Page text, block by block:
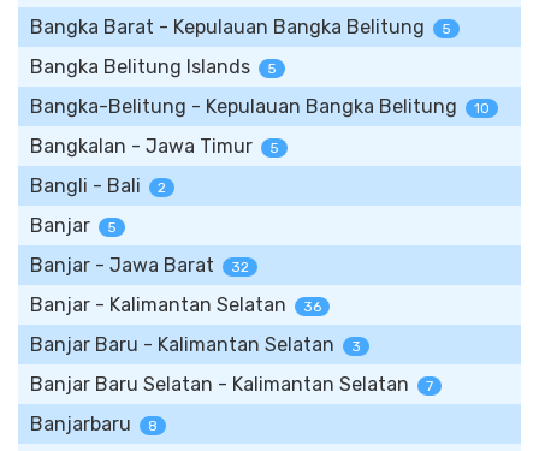
Bangka Barat - Kepulauan Bangka Belitung 5
Bangka Belitung Islands 5
Bangka-Belitung - Kepulauan Bangka Belitung 10
Bangkalan - Jawa Timur 5
Bangli - Bali 2
Banjar 5
Banjar - Jawa Barat 32
Banjar - Kalimantan Selatan 36
Banjar Baru - Kalimantan Selatan 3
Banjar Baru Selatan - Kalimantan Selatan 7
Banjarbaru 8